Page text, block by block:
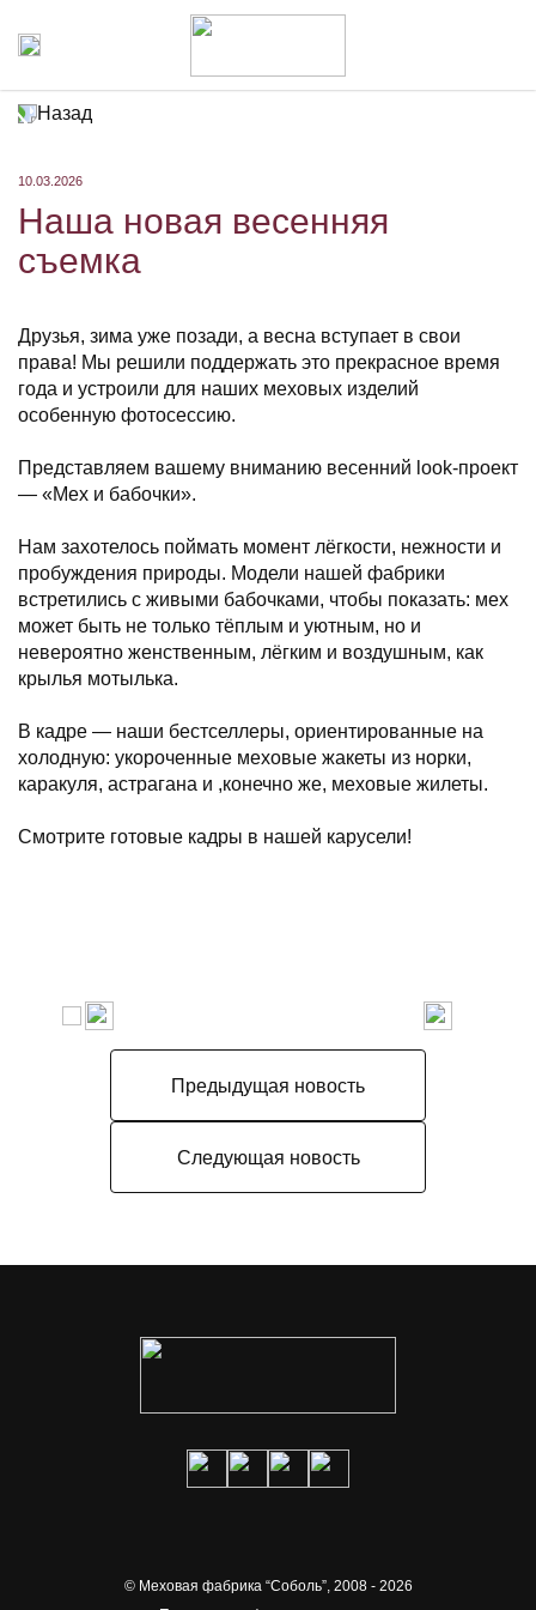
Назад
10.03.2026
Наша новая весенняя
съемка
Друзья, зима уже позади, а весна вступает в свои
права! Мы решили поддержать это прекрасное время
года и устроили для наших меховых изделий
особенную фотосессию.
Представляем вашему вниманию весенний look-проект
— «Мех и бабочки».
Нам захотелось поймать момент лёгкости, нежности и
пробуждения природы. Модели нашей фабрики
встретились с живыми бабочками, чтобы показать: мех
может быть не только тёплым и уютным, но и
невероятно женственным, лёгким и воздушным, как
крылья мотылька.
В кадре — наши бестселлеры, ориентированные на
холодную: укороченные меховые жакеты из норки,
каракуля, астрагана и ,конечно же, меховые жилеты.
Смотрите готовые кадры в нашей карусели!
Предыдущая новость
Следующая новость
© Меховая фабрика “Соболь”,2008 - 2026